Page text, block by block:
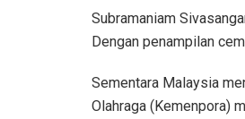
Subramaniam
Dengan penampilan
Sementara Malaysia
Olahraga (Kemenpora)